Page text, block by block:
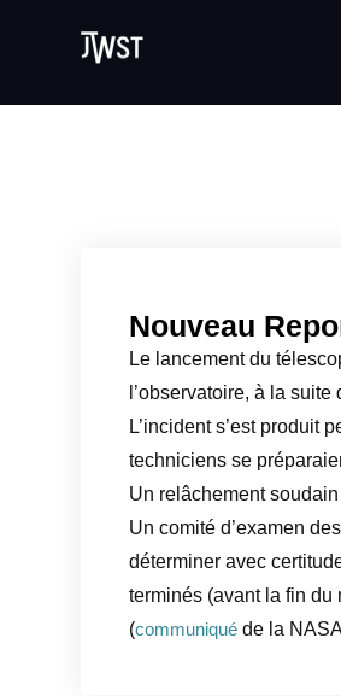
Nouveau
Le lancement du
l’observatoire, à la
L’incident s’est produit
techniciens se
Un relâchement
Un comité d’examen
déterminer avec
terminés (avant la fin du
(communiquéde la